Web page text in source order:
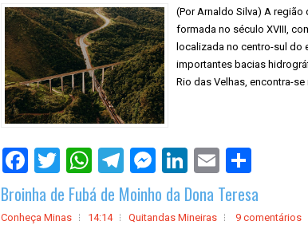
(Por Arnaldo Silva) A
formada no século XVIII,
localizada no centro-sul do
importantes bacias
Rio das Velhas, encontra-
r
e
Broinha de Fubá de Moinho da Dona Teresa
Conheça Minas 14:14 Quitandas Mineiras
9 comentários